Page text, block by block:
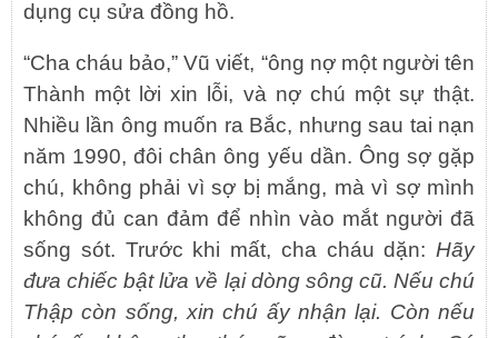
dụng cụ sửa đồng hồ.
“Cha cháu bảo,” Vũ viết, “ông nợ một người tên
Thành một lời xin lỗi, và nợ chú một sự thật.
Nhiều lần ông muốn ra Bắc, nhưng sau tai nạn
năm 1990, đôi chân ông yếu dần. Ông sợ gặp
chú, không phải vì sợ bị mắng, mà vì sợ mình
không đủ can đảm để nhìn vào mắt người đã
sống sót. Trước khi mất, cha cháu dặn: Hãy
đưa chiếc bật lửa về lại dòng sông cũ. Nếu chú
Thập còn sống, xin chú ấy nhận lại. Còn nếu